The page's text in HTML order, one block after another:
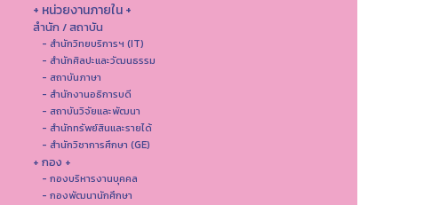
+ หน่วยงานภายใน +
สำนัก / สถาบัน
- สำนักวิทยบริการฯ (IT)
- สํานักศิลปะและวัฒนธรรม
- สถาบันภาษา
- สำนักงานอธิการบดี
- สถาบันวิจัยและพัฒนา
- สำนักทรัพย์สินและรายได้
- สำนักวิชาการศึกษา (GE)
+ กอง +
- กองบริหารงานบุคคล
- กองพัฒนานักศึกษา